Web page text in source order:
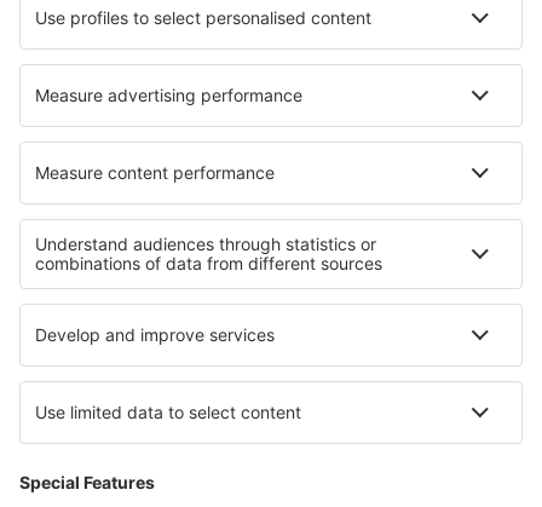
Hoteluri în San Cristobal de la Laguna Hoteluri în Weinstadt
Cele mai bune hoteluri - regiuni
Hoteluri in Parcul Național Canyonlands
Hoteluri in Parcul Național Capitol Reef
Hoteluri in Parcul Național Saguaro
Hoteluri in Cascada Niagara
Hoteluri în Paraguay Hoteluri in Italy - sun and beach